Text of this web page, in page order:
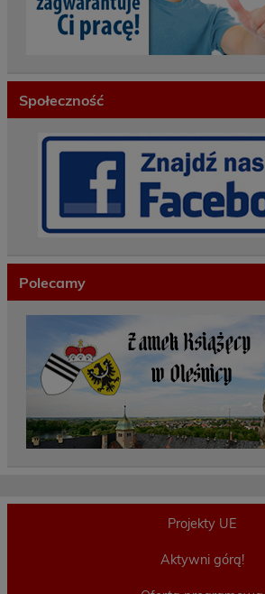
Społeczność
Polecamy
Projekty UE
Aktywni górą!